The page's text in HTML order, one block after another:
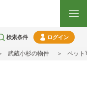
検索条件 ログイン
武蔵小杉の物件 ペット